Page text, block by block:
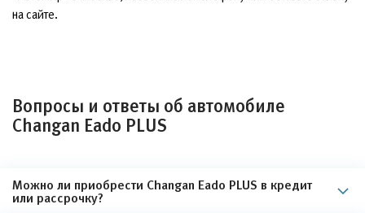
на сайте.
Вопросы и ответы об автомобиле
Changan Eado PLUS
Можно ли приобрести Changan Eado PLUS в кредит
или рассрочку?